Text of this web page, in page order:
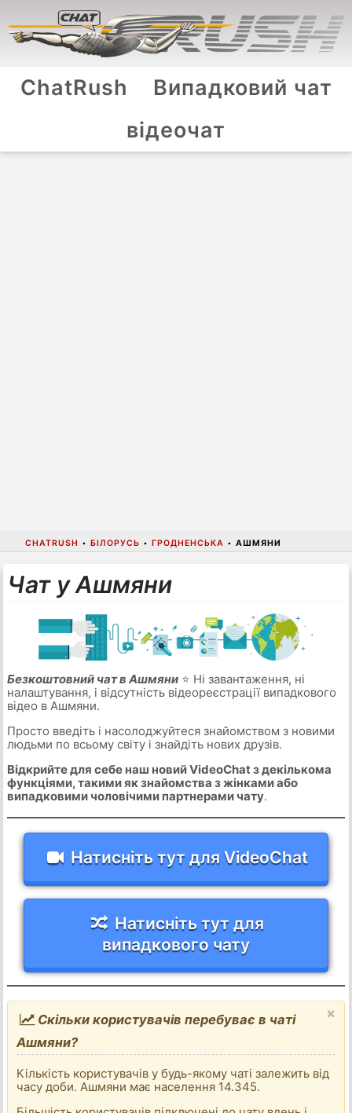
ChatRush
Випадковий чат
відеочат
CHATRUSH • БІЛОРУСЬ • ГРОДНЕНСЬКА • АШМЯНИ
Чат у Ашмяни
Безкоштовний чат в Ашмяни⭐ Ні завантаження, ні
налаштування, і відсутність відеореєстрації випадкового
відео в Ашмяни.
Просто введіть і насолоджуйтеся знайомством з новими
людьми по всьому світу і знайдіть нових друзів.
Відкрийте для себе наш новий VideoChat з декількома
функціями, такими як знайомства з жінками або
випадковими чоловічими партнерами чату.
Натисніть тут для VideoChat
Натисніть тут для
випадкового чату
×
Скільки користувачів перебуває в чаті
Ашмяни?
Кількість користувачів у будь-якому чаті залежить від
часу доби. Ашмяни має населення 14.345.